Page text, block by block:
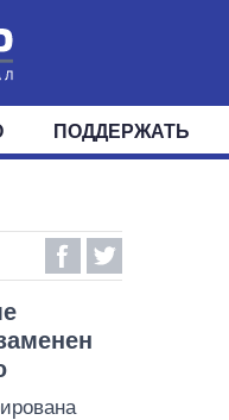
МИР
ОКРУГА
ПОДДЕРЖАТЬ